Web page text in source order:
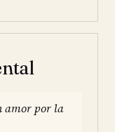
amor por la